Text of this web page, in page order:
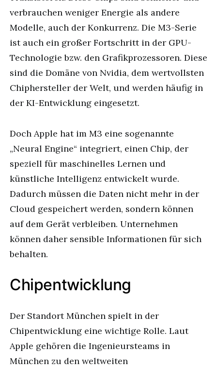
verbrauchen weniger Energie als andere
Modelle, auch der Konkurrenz. Die M3-Serie
ist auch ein großer Fortschritt in der GPU-
Technologie bzw. den Grafikprozessoren. Diese
sind die Domäne von Nvidia, dem wertvollsten
Chiphersteller der Welt, und werden häufig in
der KI-Entwicklung eingesetzt.
Doch Apple hat im M3 eine sogenannte
„Neural Engine“ integriert, einen Chip, der
speziell für maschinelles Lernen und
künstliche Intelligenz entwickelt wurde.
Dadurch müssen die Daten nicht mehr in der
Cloud gespeichert werden, sondern können
auf dem Gerät verbleiben. Unternehmen
können daher sensible Informationen für sich
behalten.
Chipentwicklung
Der Standort München spielt in der
Chipentwicklung eine wichtige Rolle. Laut
Apple gehören die Ingenieursteams in
München zu den weltweiten